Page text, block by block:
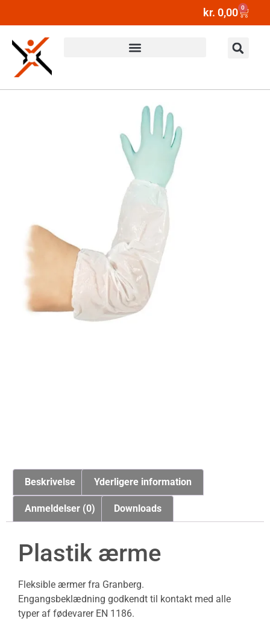
kr. 0,00 0
Beskrivelse Yderligere information
Anmeldelser (0) Downloads
Plastik ærme
Fleksible ærmer fra Granberg.
Engangsbeklædning godkendt til kontakt med alle
typer af fødevarer EN 1186.